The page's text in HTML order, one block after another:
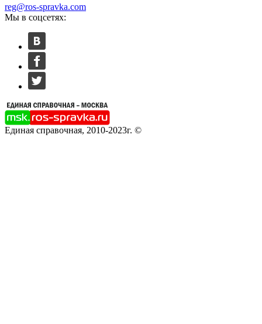
reg@ros-spravka.com
Мы в соцсетях:
Единая справочная, 2010-2023г. ©